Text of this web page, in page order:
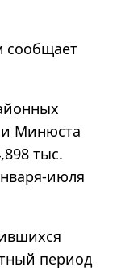
сообщает
Минюста
тыс.
июля
период